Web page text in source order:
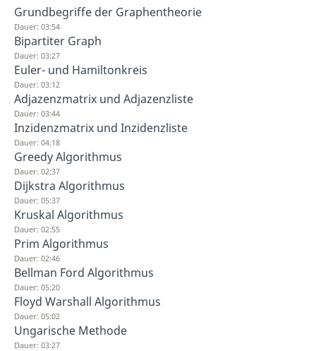
Grundbegriffe der Graphentheorie
Dauer: 03:54
Bipartiter Graph
Dauer: 03:27
Euler- und Hamiltonkreis
Dauer: 03:12
Adjazenzmatrix und Adjazenzliste
Dauer: 03:44
Inzidenzmatrix und Inzidenzliste
Dauer: 04:18
Greedy Algorithmus
Dauer: 02:37
Dijkstra Algorithmus
Dauer: 05:37
Kruskal Algorithmus
Dauer: 02:55
Prim Algorithmus
Dauer: 02:46
Bellman Ford Algorithmus
Dauer: 05:20
Floyd Warshall Algorithmus
Dauer: 05:02
Ungarische Methode
Dauer: 03:27